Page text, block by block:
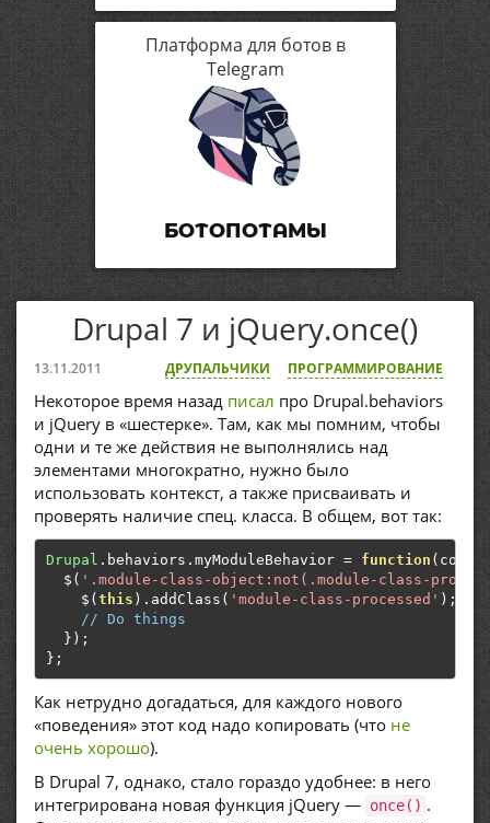
Платформа для ботов в
Telegram
БОТОПОТАМЫ
Drupal 7 и jQuery.once()
13.11.2011 ДРУПАЛЬЧИКИ ПРОГРАММИРОВАНИЕ
Некоторое время назад писал про Drupal.behaviors
и jQuery в «шестерке». Там, как мы помним, чтобы
одни и те же действия не выполнялись над
элементами многократно, нужно было
использовать контекст, а также присваивать и
проверять наличие спец. класса. В общем, вот так:
Drupal . behaviors . myModuleBehavior = function (
  $
( '.module-class-object:not(.module-class-
    $
(this ). addClass ( 'module-class-processed' );
// Do things
});
};
Как нетрудно догадаться, для каждого нового
«поведения» этот код надо копировать (что не
очень хорошо).
В Drupal 7, однако, стало гораздо удобнее: в него
интегрирована новая функция jQuery — once() .